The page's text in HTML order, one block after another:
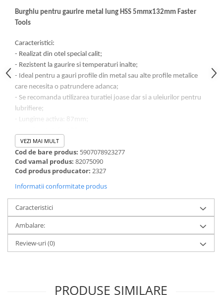
Dischete pentru slefuire ceramica
Carote HSS
Carote si accesorii pentru zidarie
Freze pentru gaurire lemn si gips
carton
Discuri pentru taiere si slefuire
Discuri lamelare cu smirghel
Discuri pentru ferastrau circular
Discuri pentru taiere si polizare
metal
Discuri smirghel cu velcro
Taiere umeda si uscata
Distantieri nivelare si fixare
Distantieri cruce, tip T si penite
Distantieri pentru nivelare
Echipamente pentru protectie
Alte echipamente de protectie
Centuri scule si hamuri
Burghiu pentru gaurire metal lung HSS 5mmx132mm Faster
Tools
Caracteristici:
- Realizat din otel special calit;
- Rezistent la gaurire si temperaturi inalte;
- Ideal pentru a gauri profile din metal sau alte profile metalice
care necesita o patrundere adanca;
- Se recomanda utilizarea turatiei joase dar si a uleiurilor pentru
lubrifiere;
- Lungime activa: 87mm;
VEZI MAI MULT
Cod de bare produs: 5907078923277
Cod vamal produs: 82075090
Cod produs producator: 2327
Informatii conformitate produs
Caracteristici
Ambalare:
Review-uri(0)
PRODUSE SIMILARE